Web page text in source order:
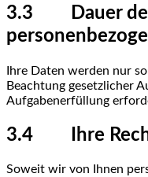
3.3 Dauer der
Ihre Daten werden nur
Beachtung gesetzlicher
Aufgabenerfüllung
3.4 Ihre
Soweit wir von Ihnen